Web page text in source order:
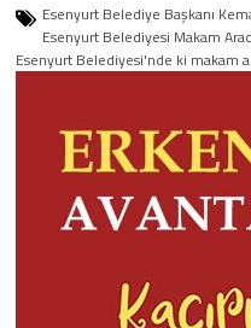
Esenyurt Belediye Başkanı
Esenyurt Belediyesi Makam
Esenyurt Belediyesi'nde ki makam